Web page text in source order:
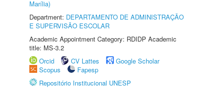
Marília)
Department: DEPARTAMENTO DE ADMINISTRAÇÃO
E SUPERVISÃO ESCOLAR
Academic Appointment Category: RDIDP Academic
title: MS-3.2
Orcid
CV Lattes
Google Scholar
Scopus
Fapesp
Repositório Institucional UNESP